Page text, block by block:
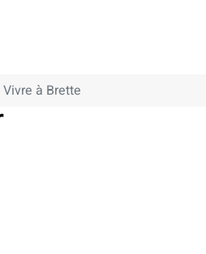
Vivre à Brette